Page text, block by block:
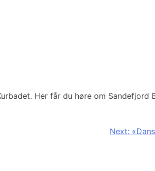
Her får du høre om
Next: